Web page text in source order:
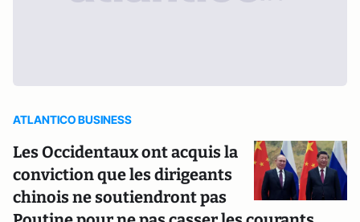
ATLANTICO BUSINESS
Les Occidentaux ont acquis la
conviction que les dirigeants
chinois ne soutiendront pas